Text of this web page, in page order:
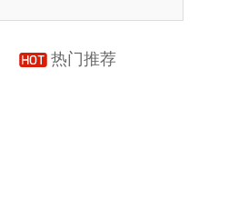
热门推荐